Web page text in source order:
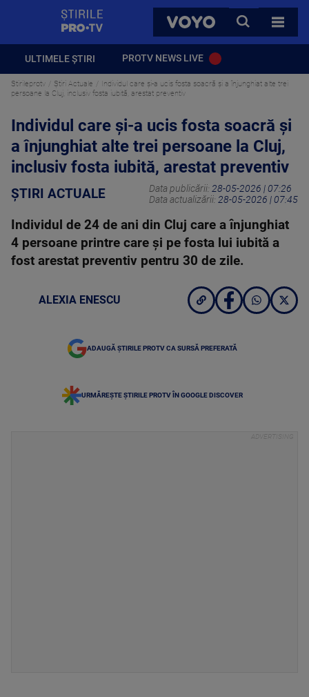
VOYO
CAUTA
TOATE
ULTIMELE ȘTIRI PROTV NEWS LIVE
Stirileprotv Știri Actuale
Individul care și-a ucis fosta soacră și a înjunghiat alte trei
persoane la Cluj, inclusiv fosta iubită, arestat preventiv
Individul care și-a ucis fosta soacră și
a înjunghiat alte trei persoane la Cluj,
inclusiv fosta iubită, arestat preventiv
ȘTIRI ACTUALE Data publicării: 28-05-2026 | 07:26
Data actualizării: 28-05-2026 | 07:45
Individul de 24 de ani din Cluj care a înjunghiat
4 persoane printre care și pe fosta lui iubită a
fost arestat preventiv pentru 30 de zile.
ALEXIA ENESCU
ADAUGĂ ȘTIRILE PROTV CA SURSĂ PREFERATĂ
URMĂREȘTE ȘTIRILE PROTV ÎN GOOGLE DISCOVER